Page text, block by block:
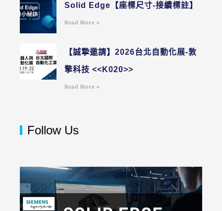
Solid Edge【座標尺寸-接續標註】
Read More »
【誠摯邀請】2026台北自動化展-敦
擎科技 <<K020>>
Read More »
Follow Us